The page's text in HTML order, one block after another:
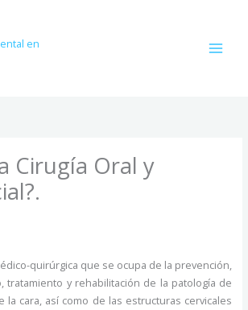
Cirugía Oral y
quirúrgica que se ocupa de la prevención,
tratamiento y rehabilitación de la patología de
la cara, así como de las estructuras cervicales